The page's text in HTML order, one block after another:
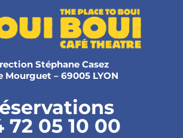
Stéphane Casez
Mourguet – 69005 LYON
72 05 10 00